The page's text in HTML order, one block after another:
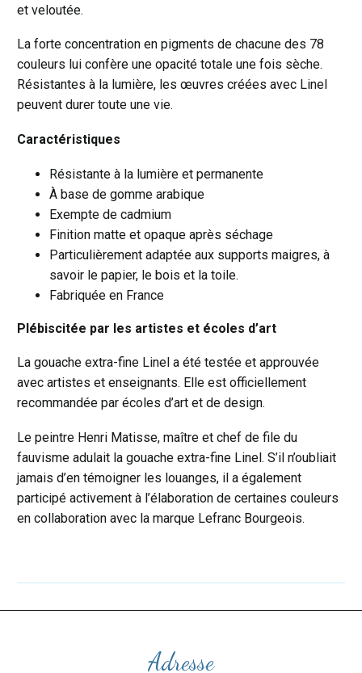
et veloutée.
La forte concentration en pigments de chacune des 78
couleurs lui confère une opacité totale une fois sèche.
Résistantes à la lumière, les œuvres créées avec Linel
peuvent durer toute une vie.
Caractéristiques
Résistante à la lumière et permanente
À base de gomme arabique
Exempte de cadmium
Finition matte et opaque après séchage
Particulièrement adaptée aux supports maigres, à
savoir le papier, le bois et la toile.
Fabriquée en France
Plébiscitée par les artistes et écoles d’art
La gouache extra-fine Linel a été testée et approuvée
avec artistes et enseignants. Elle est officiellement
recommandée par écoles d’art et de design.
Le peintre Henri Matisse, maître et chef de file du
fauvisme adulait la gouache extra-fine Linel. S’il n’oubliait
jamais d’en témoigner les louanges, il a également
participé activement à l’élaboration de certaines couleurs
en collaboration avec la marque Lefranc Bourgeois.
Adresse